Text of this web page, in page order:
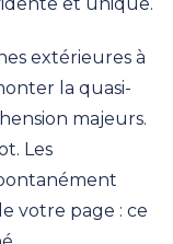
extérieures à
la quasi-
majeurs.
Les
votre page : ce